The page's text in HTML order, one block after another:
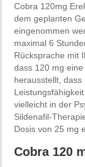
Cobra 120mg
dem geplanten
eingenommen
maximal 6
Rücksprache mit
dass 120 mg
herausstellt,
vielleicht in der
Sildenafil-
Dosis von 25 mg
Cobra 120